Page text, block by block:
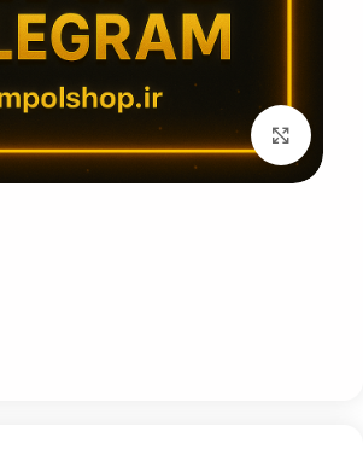
Click to enlarge